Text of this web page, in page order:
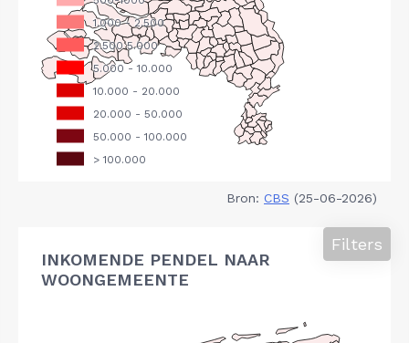
Bron: CBS (25-06-2026)
INKOMENDE PENDEL NAAR
WOONGEMEENTE
Filters